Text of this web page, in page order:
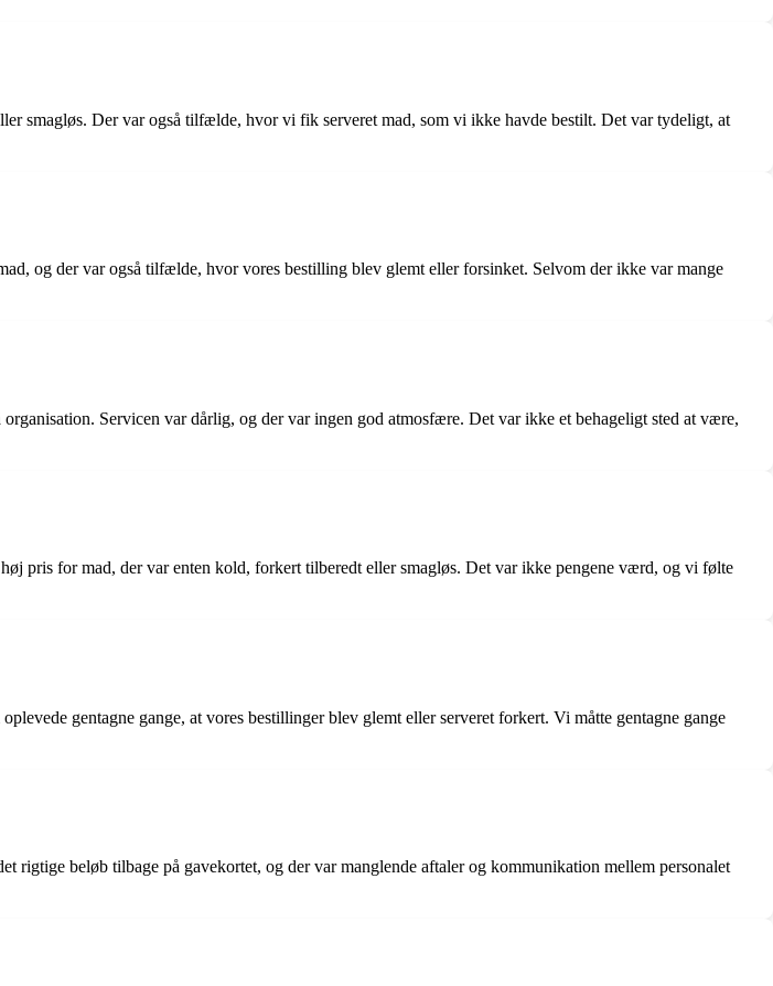
smagløs. Der var også tilfælde, hvor vi fik serveret mad, som vi ikke havde bestilt. Det var tydeligt, at
og der var også tilfælde, hvor vores bestilling blev glemt eller forsinket. Selvom der ikke var mange
Servicen var dårlig, og der var ingen god atmosfære. Det var ikke et behageligt sted at være,
pris for mad, der var enten kold, forkert tilberedt eller smagløs. Det var ikke pengene værd, og vi følte
gentagne gange, at vores bestillinger blev glemt eller serveret forkert. Vi måtte gentagne gange
beløb tilbage på gavekortet, og der var manglende aftaler og kommunikation mellem personalet